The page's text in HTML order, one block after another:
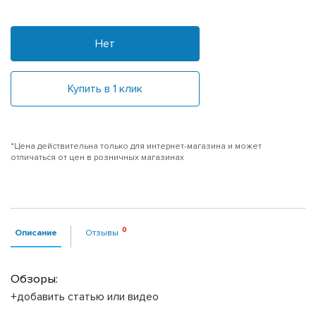
Нет
Купить в 1 клик
*Цена действительна только для интернет-магазина и может
отличаться от цен в розничных магазинах
Описание Отзывы
Обзоры:
+добавить статью или видео